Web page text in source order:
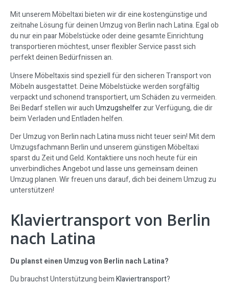
Mit unserem Möbeltaxi bieten wir dir eine kostengünstige und
zeitnahe Lösung für deinen Umzug von Berlin nach Latina. Egal ob
du nur ein paar Möbelstücke oder deine gesamte Einrichtung
transportieren möchtest, unser flexibler Service passt sich
perfekt deinen Bedürfnissen an.
Unsere Möbeltaxis sind speziell für den sicheren Transport von
Möbeln ausgestattet. Deine Möbelstücke werden sorgfältig
verpackt und schonend transportiert, um Schäden zu vermeiden.
Bei Bedarf stellen wir auchUmzugshelferzur Verfügung, die dir
beim Verladen und Entladen helfen.
Der Umzug von Berlin nach Latina muss nicht teuer sein! Mit dem
Umzugsfachmann Berlin und unserem günstigen Möbeltaxi
sparst du Zeit und Geld. Kontaktiere uns noch heute für ein
unverbindliches Angebot und lasse uns gemeinsam deinen
Umzug planen. Wir freuen uns darauf, dich bei deinem Umzug zu
unterstützen!
Klaviertransport von Berlin
nach Latina
Du planst einen Umzug von Berlin nach Latina?
Du brauchst Unterstützung beimKlaviertransport?